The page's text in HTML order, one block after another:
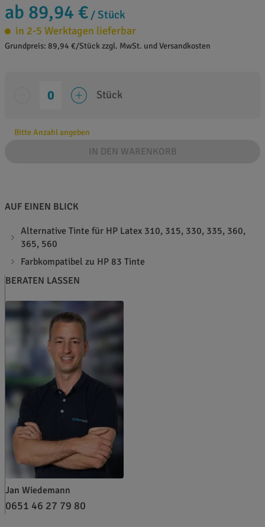
ab 89,94 € / Stück
in 2-5 Werktagen lieferbar
Grundpreis: 89,94 €/Stück zzgl. MwSt. und Versandkosten
Stück
Bitte Anzahl angeben
IN DEN WARENKORB
AUF EINEN BLICK
Alternative Tinte für HP Latex 310, 315, 330, 335, 360,
365, 560
Farbkompatibel zu HP 83 Tinte
BERATEN LASSEN
Jan Wiedemann
0651 46 27 79 80